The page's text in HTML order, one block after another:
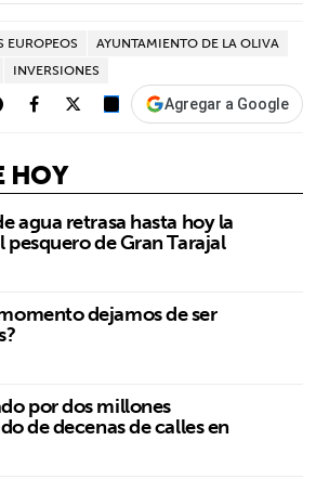
EUROPEOS
AYUNTAMIENTO DE LA OLIVA
INVERSIONES
Agregar a Google
HOY
agua retrasa hasta hoy la
pesquero de Gran Tarajal
dejamos de ser
por dos millones
de decenas de calles en